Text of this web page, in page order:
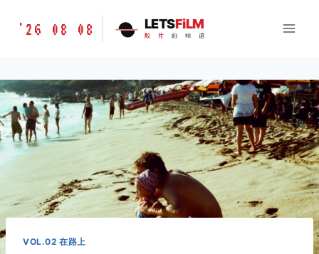
胶
味
道
LETSFILM
'26 08 08 LETSFiLM
胶 片 的 味 道
VOL.02 在路上